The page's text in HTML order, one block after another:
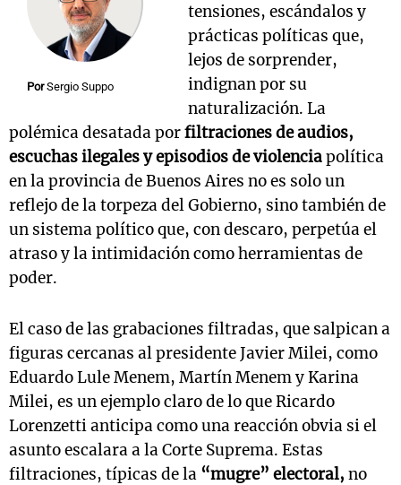
Por Sergio Suppo
tensiones, escándalos y
prácticas políticas que,
lejos de sorprender,
indignan por su
naturalización. La
polémica desatada porfiltraciones de audios,
escuchas ilegales y episodios de violenciapolítica
en la provincia de Buenos Aires no es solo un
reflejo de la torpeza del Gobierno, sino también de
un sistema político que, con descaro, perpetúa el
atraso y la intimidación como herramientas de
poder.
El caso de las grabaciones filtradas, que salpican a
figuras cercanas al presidente Javier Milei, como
Eduardo Lule Menem, Martín Menem y Karina
Milei, es un ejemplo claro de lo que Ricardo
Lorenzetti anticipa como una reacción obvia si el
asunto escalara a la Corte Suprema. Estas
filtraciones, típicas de la “mugre” electoral, no